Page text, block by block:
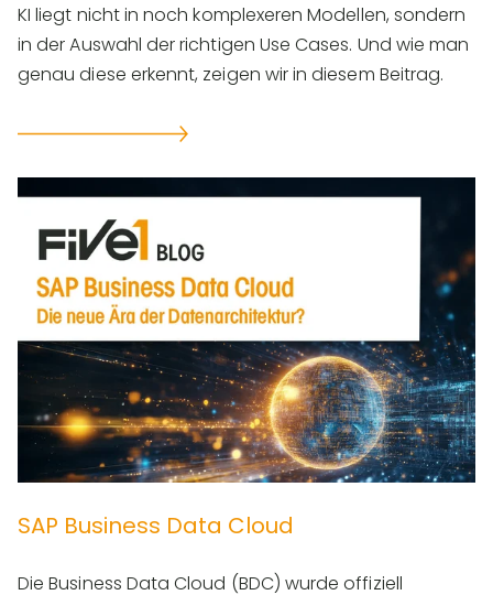
KI liegt nicht in noch komplexeren Modellen, sondern
in der Auswahl der richtigen Use Cases. Und wie man
genau diese erkennt, zeigen wir in diesem Beitrag.
SAP Business Data Cloud
Die Business Data Cloud (BDC) wurde offiziell